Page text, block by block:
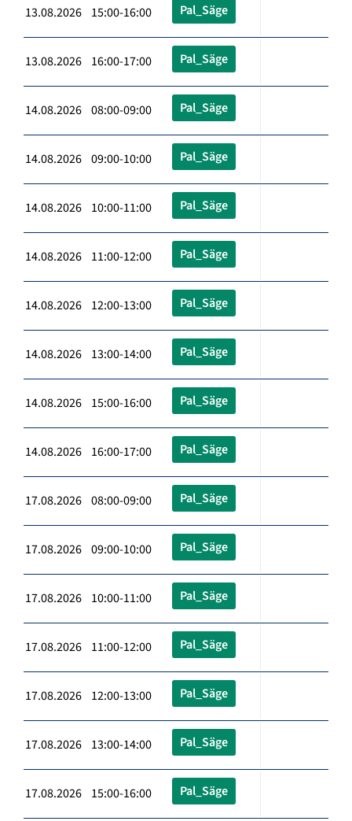
13.08.2026 15:00-16:00 Pal_Säge
13.08.2026 16:00-17:00 Pal_Säge
14.08.2026 08:00-09:00 Pal_Säge
14.08.2026 09:00-10:00 Pal_Säge
14.08.2026 10:00-11:00 Pal_Säge
14.08.2026 11:00-12:00 Pal_Säge
14.08.2026 12:00-13:00 Pal_Säge
14.08.2026 13:00-14:00 Pal_Säge
14.08.2026 15:00-16:00 Pal_Säge
14.08.2026 16:00-17:00 Pal_Säge
17.08.2026 08:00-09:00 Pal_Säge
17.08.2026 09:00-10:00 Pal_Säge
17.08.2026 10:00-11:00 Pal_Säge
17.08.2026 11:00-12:00 Pal_Säge
17.08.2026 12:00-13:00 Pal_Säge
17.08.2026 13:00-14:00 Pal_Säge
17.08.2026 15:00-16:00 Pal_Säge